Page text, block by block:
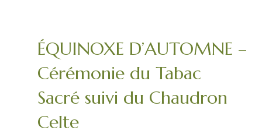
ÉQUINOXE D’AUTOMNE –
Cérémonie du Tabac
Sacré suivi du Chaudron
Celte